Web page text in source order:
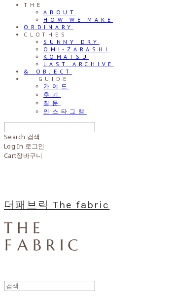
THE
ABOUT
HOW WE MAKE
ORDINARY
CLOTHES
SUNNY DRY
OMI-ZARASHI
KOMATSU
LAST ARCHIVE
& OBJECT
⠀⠀GUIDE
가이드
후기
질문
인스타그램
Search 검색
Log In 로그인
Cart장바구니
더패브릭 The fabric